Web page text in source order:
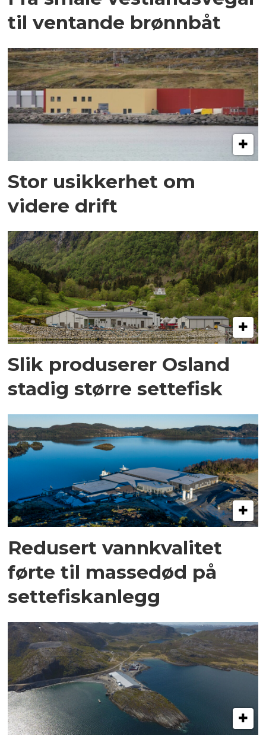
til ventande brønnbåt
Stor usikkerhet om
videre drift
Slik produserer Osland
stadig større settefisk
Redusert vannkvalitet
førte til massedød på
settefiskanlegg